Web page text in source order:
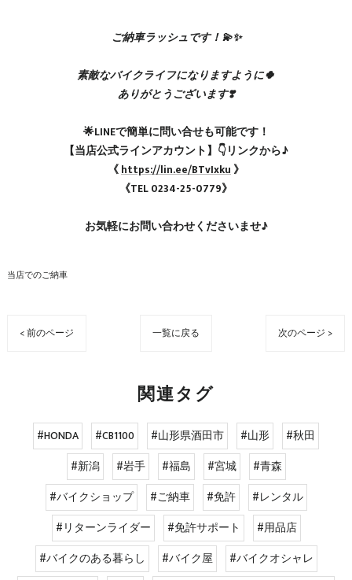
ご納車ラッシュです！💫✨
素敵なバイクライフになりますように🍀
ありがとうございます❣️
🌟LINEで簡単に問い合せも可能です！
【当店公式ラインアカウント】👇リンクから♪
《https://lin.ee/BTvIxku》
《TEL 0234-25-0779》
お気軽にお問い合わせくださいませ♪
当店でのご納車
< 前のページ 一覧に戻る 次のページ >
関連タグ
#HONDA #CB1100 #山形県酒田市 #山形
#秋田
#新潟
#岩手 #福島 #宮城
#青森
#バイクショップ
#ご納車 #免許
#レンタル
#リターンライダー
#免許サポート
#用品店
#バイクのある暮らし
#バイク屋
#バイクオシャレ